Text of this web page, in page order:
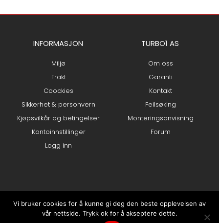
INFORMASJON
Miljø
Frakt
Coockies
Sikkerhet & personvern
Kjøpsvilkår og betingelser
Kontoinnstillinger
Logg inn
TURBO1 AS
Om oss
Garanti
Kontakt
Feilsøking
Monteringsanvisning
Forum
Vi bruker cookies for å kunne gi deg den beste opplevelsen av
vår nettside. Trykk ok for å akseptere dette.